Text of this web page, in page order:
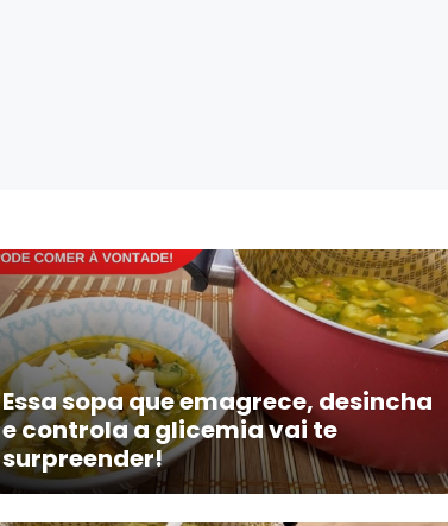
Essa sopa que emagrece, desincha
e controla a glicemia vai te
surpreender!